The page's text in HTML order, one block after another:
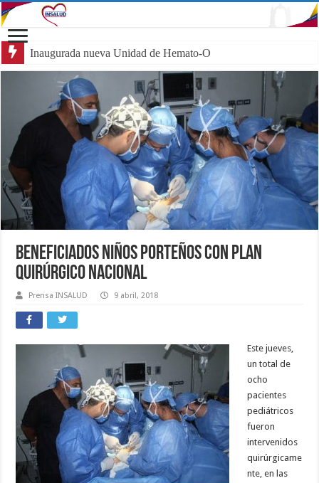
Inaugurada nueva Unidad de Hemato-Oncología Pe
Beneficiados niños porteños con Plan
Quirúrgico Nacional
Prensa INSALUD 9 abril, 2018
Este jueves,
un total de
ocho
pacientes
pediátricos
fueron
intervenidos
quirúrgicame
nte, en las